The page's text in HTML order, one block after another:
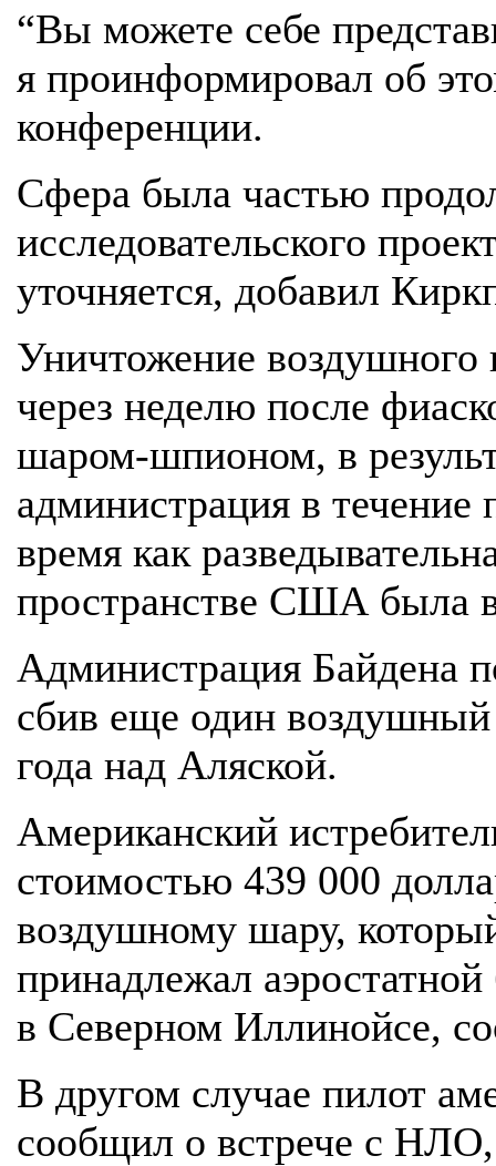
“Вы можете себе
я проинформировал об
конференции.
Сфера была частью
исследовательского
уточняется, добавил
Уничтожение
через неделю после
шаром-шпионом, в
администрация в течение
время как
пространстве США была
Администрация Байдена
сбив еще один
года над Аляской.
Американский
стоимостью 439 000
воздушному шару,
принадлежал
в Северном Иллинойсе,
В другом случае пилот
сообщил о встрече с